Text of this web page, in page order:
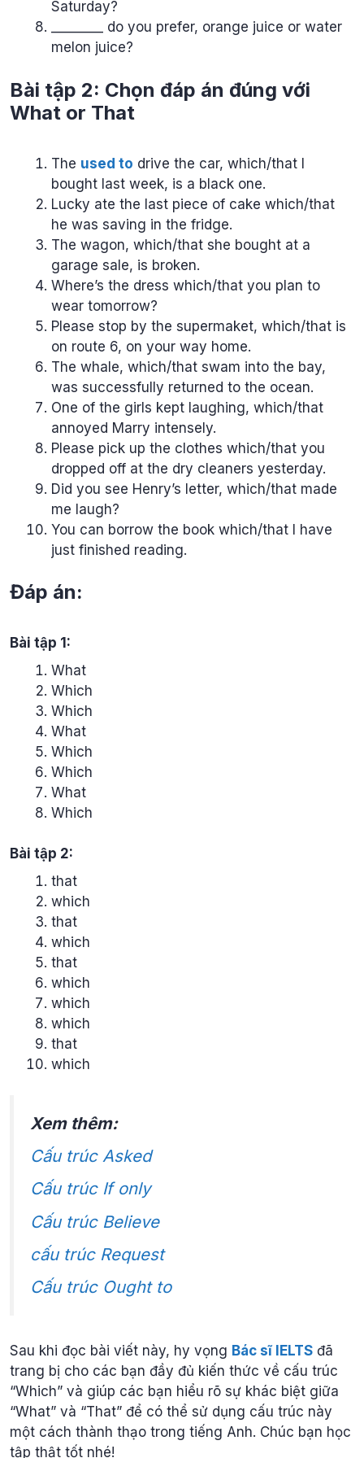
Saturday?
________ do you prefer, orange juice or water
melon juice?
Bài tập 2: Chọn đáp án đúng với
What or That
The used to drive the car, which/that I
bought last week, is a black one.
Lucky ate the last piece of cake which/that
he was saving in the fridge.
The wagon, which/that she bought at a
garage sale, is broken.
Where’s the dress which/that you plan to
wear tomorrow?
Please stop by the supermaket, which/that is
on route 6, on your way home.
The whale, which/that swam into the bay,
was successfully returned to the ocean.
One of the girls kept laughing, which/that
annoyed Marry intensely.
Please pick up the clothes which/that you
dropped off at the dry cleaners yesterday.
Did you see Henry’s letter, which/that made
me laugh?
You can borrow the book which/that I have
just finished reading.
Đáp án:
Bài tập 1:
What
Which
Which
What
Which
Which
What
Which
Bài tập 2:
that
which
that
which
that
which
which
which
that
which
Xem thêm:
Cấu trúc Asked
Cấu trúc If only
Cấu trúc Believe
cấu trúc Request
Cấu trúc Ought to
Sau khi đọc bài viết này, hy vọng Bác sĩ IELTS đã
trang bị cho các bạn đầy đủ kiến thức về cấu trúc
“Which” và giúp các bạn hiểu rõ sự khác biệt giữa
“What” và “That” để có thể sử dụng cấu trúc này
một cách thành thạo trong tiếng Anh. Chúc bạn học
tập thật tốt nhé!